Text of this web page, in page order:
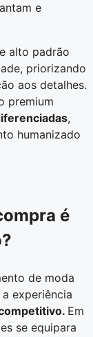
e
alto padrão
priorizando
aos detalhes.
premium
,
humanizado
é
de moda
experiência
Em
se equipara